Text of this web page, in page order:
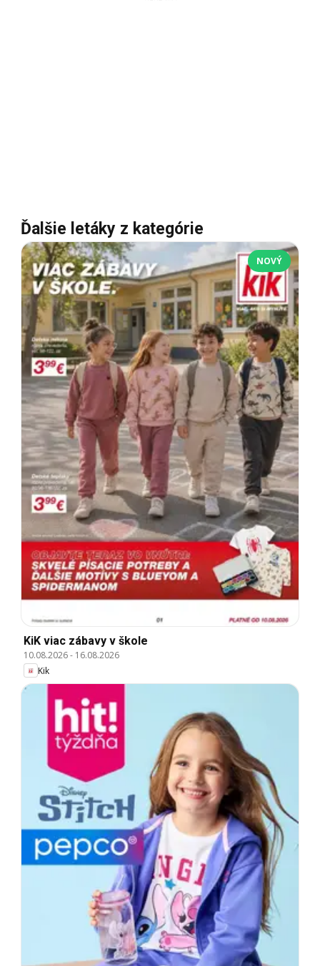
Ďalšie letáky z kategórie
NOVÝ
KiK viac zábavy v škole
10.08.2026- 16.08.2026
Kik